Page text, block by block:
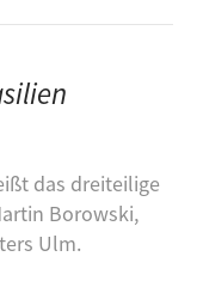
das drei­tei­li­ge
Bo­row­ski,
Ulm.